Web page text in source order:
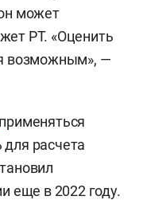
может
РТ. «Оценить
возможным», —
применяться
для расчета
еще в 2022 году.